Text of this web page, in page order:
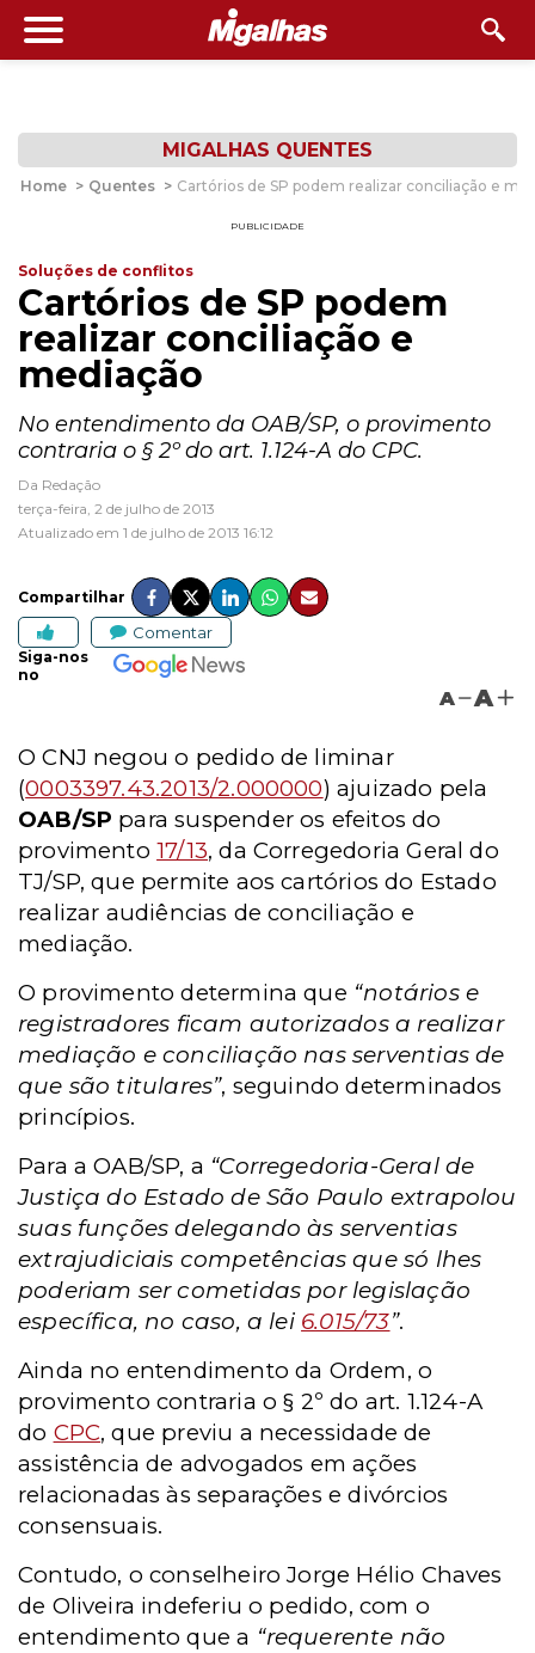
MIGALHAS QUENTES
Home > Quentes > Cartórios de SP podem realizar conciliação e
PUBLICIDADE
Soluções de conflitos
Cartórios de SP podem
realizar conciliação e
mediação
No entendimento da OAB/SP, o provimento
contraria o § 2º do art. 1.124-A do CPC.
Da Redação
terça-feira, 2 de julho de 2013
Atualizado em 1 de julho de 2013 16:12
Compartilhar
Comentar
Siga-nos
no
A A
O CNJ negou o pedido de liminar
(0003397.43.2013/2.000000) ajuizado pela
OAB/SP para suspender os efeitos do
provimento17/13, da Corregedoria Geral do
TJ/SP, que permite aos cartórios do Estado
realizar audiências de conciliação e
mediação.
O provimento determina que “notários e
registradores ficam autorizados a realizar
mediação e conciliação nas serventias de
que são titulares”, seguindo determinados
princípios.
Para a OAB/SP, a “Corregedoria-Geral de
Justiça do Estado de São Paulo extrapolou
suas funções delegando às serventias
extrajudiciais competências que só lhes
poderiam ser cometidas por legislação
específica, no caso, a lei 6.015/73”.
Ainda no entendimento da Ordem, o
provimento contraria o § 2º do art. 1.124-A
do CPC, que previu a necessidade de
assistência de advogados em ações
relacionadas às separações e divórcios
consensuais.
Contudo, o conselheiro Jorge Hélio Chaves
de Oliveira indeferiu o pedido, com o
entendimento que a “requerente não